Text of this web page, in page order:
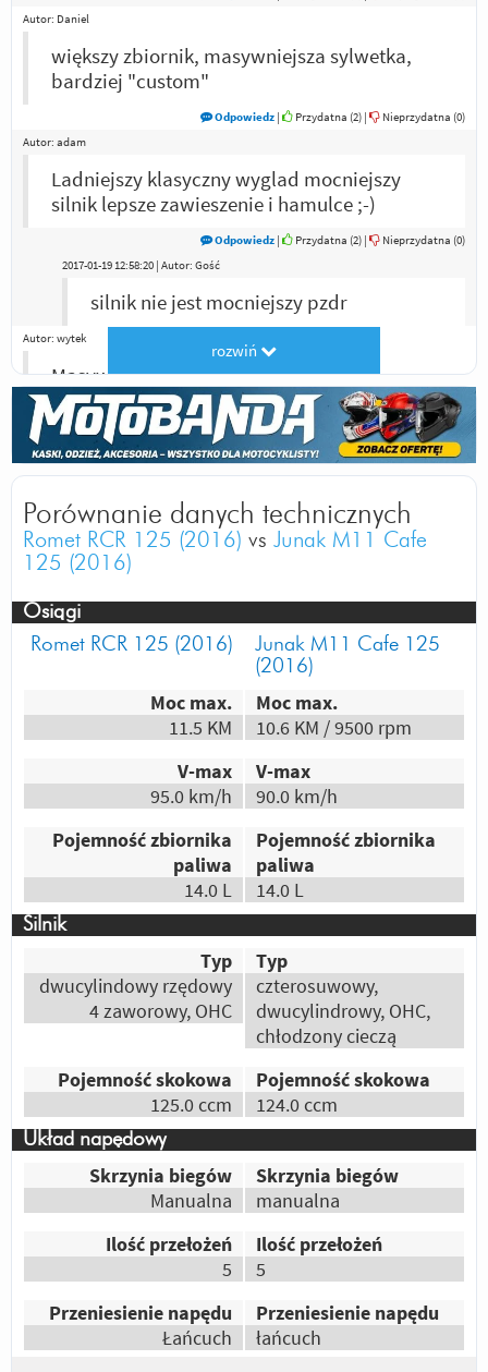
Autor: Daniel
większy zbiornik, masywniejsza sylwetka,
bardziej "custom"
Odpowiedz | Przydatna (2) | Nieprzydatna (0)
Autor: adam
Ladniejszy klasyczny wyglad mocniejszy
silnik lepsze zawieszenie i hamulce ;-)
Odpowiedz | Przydatna (2) | Nieprzydatna (0)
2017-01-19 12:58:20 | Autor: Gość
silnik nie jest mocniejszy pzdr
Autor: wytek
Masywna zwarta linia, szeroki bak
Odpowiedz Przydatna (2)| Nieprzydatna (0
Autor:
Tom
Nie wiem czy lepszy od Junaka bo go nie
miałem ale RCR to godna polecenia maszyna
posiadam taką po lifcie w zeszłym sezonie
nakrecilem nim prawie 10 000 km a w tym
sezonie już prawie 2 000 km i sprawuje się
świetnie super motorek . Jeden minus to co
1500 km przegląd i wymiana oleju.
Odpowiedz| Przydatna (
NIECH SIĘ PSUJE I TAK WOLĘ RCR NIŻ M11
CAFE.
Odpowiedz| Przydatna (1)| Nieprzydatna (1)
Autor:Andrzeju
Wersja "ulepszona-poprawiona" tylko lać i
Odpowiedz| Przydatna (0)| Nieprzydatna (0)
Autor:Gość
przejedź się jednym i drugim a na pewno się
dowiesz
Odpowiedz | Przydatna ( 0
uroda
Odpowiedz| Przydatna (0)| Nieprzydatna (0)
Autor:suchy
Ładniejszy
wygląd, jakość wykonania, hamulce,
komfort
Odpowiedz| Przydatna (0)| Nieprzydatna (0)
rozwiń
Porównanie danych technicznych
Romet RCR 125 (2016) vs Junak M11 Cafe
125 (2016)
Osiągi
Romet RCR 125 (2016)
Junak M11 Cafe 125
(2016)
Moc max.
11.5 KM
10.6 KM / 9500 rpm
Moc max.
V-max
95.0 km/h
90.0 km/h
V-max
Pojemność zbiornika
paliwa
14.0 L
14.0 L
Pojemność zbiornika
paliwa
Silnik
Typ
dwucylindowy rzędowy
4 zaworowy, OHC
czterosuwowy,
dwucylindrowy, OHC,
chłodzony cieczą
Typ
Pojemność skokowa
125.0 ccm
124.0 ccm
Pojemność skokowa
Układ napędowy
Skrzynia biegów
Manualna
manualna
Skrzynia biegów
Ilość przełożeń
5
5
Ilość przełożeń
Przeniesienie napędu
Łańcuch
łańcuch
Przeniesienie napędu